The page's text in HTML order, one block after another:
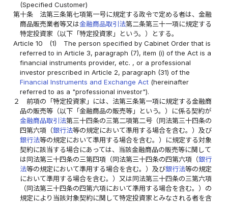
(Specified Customer)
第十条
法第三条第七項第一号に規定する政令で定める者は、金融
商品販売業者等又は金融商品取引法第二条第三十一項に規定する
特定投資家（以下「特定投資家」という。）とする。
Article 10
(1)
The person specified by Cabinet Order that is
referred to in Article 3, paragraph (7), item (i) of the Act is a
financial instruments provider, etc. , or a professional
investor prescribed in Article 2, paragraph (31) of the
Financial Instruments and Exchange Act (hereinafter
referred to as a "professional investor").
２
前項の「特定投資家」には、法第三条第一項に規定する金融商
品の販売等（以下「金融商品の販売等」という。）に係る契約が
金融商品取引法第三十四条の三第二項第二号（同法第三十四条の
四第六項（銀行法等の規定において準用する場合を含む。）及び
銀行法等の規定において準用する場合を含む。）に規定する対象
契約に該当する場合にあっては、当該金融商品の販売等に関して
は同法第三十四条の三第四項（同法第三十四条の四第六項（銀行
法等の規定において準用する場合を含む。）及び銀行法等の規定
において準用する場合を含む。）又は同法第三十四条の三第六項
（同法第三十四条の四第六項において準用する場合を含む。）の
規定により当該対象契約に関して特定投資家とみなされる者を含